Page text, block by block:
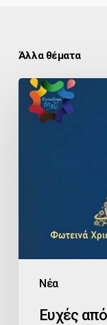
Άλλα θέματα
Νέα
Ευχές
από
Ευχές